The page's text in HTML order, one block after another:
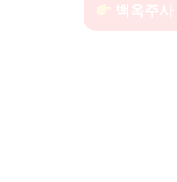
백옥주사